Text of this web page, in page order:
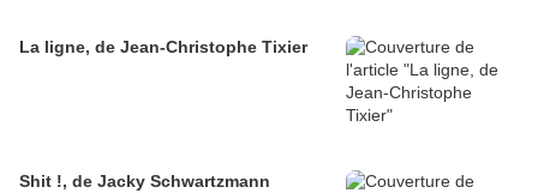
La ligne, de Jean-Christophe Tixier
Shit !, de Jacky Schwartzmann